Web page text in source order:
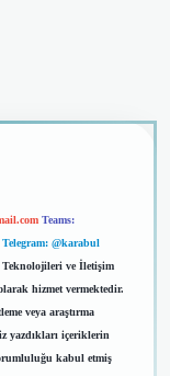
Teams:
Telegram: @karabul
Teknolojileri ve İletişim
hizmet vermektedir.
veya araştırma
yazdıkları içeriklerin
kabul etmiş